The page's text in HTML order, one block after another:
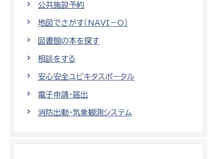
公共施設予約
地図でさがす（NAVI－O）
図書館の本を探す
相談をする
安心安全ユビキタスポータル
電子申請・届出
消防出動・気象観測システム